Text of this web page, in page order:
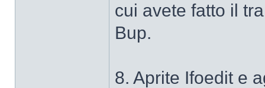
cui avete fatto il
Bup.
8. Aprite Ifoedit e